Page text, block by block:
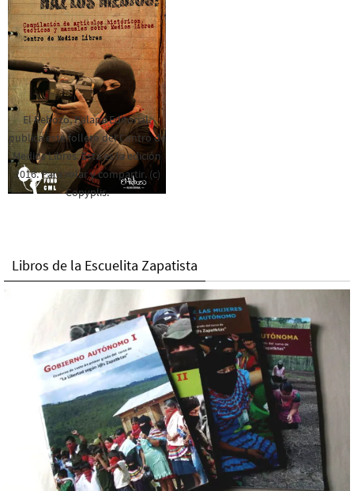
El Rebozo, Palapa Editorial,
publica este folleto del Centro de
Medios Libres. Esta es la edición
2016. Para rolar y compartir. (c)
Copyplis.
Libros de la Escuelita Zapatista